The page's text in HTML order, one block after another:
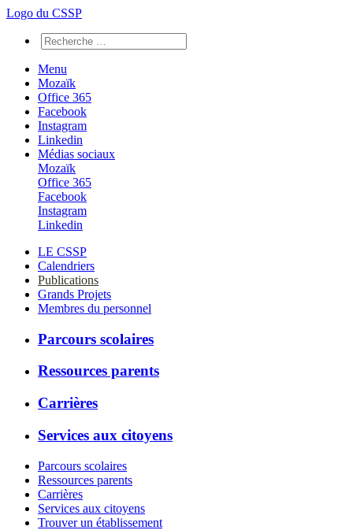
Logo du CSSP
Menu
Mozaïk
Office 365
Facebook
Instagram
Linkedin
Médias sociaux
Mozaïk
Office 365
Facebook
Instagram
Linkedin
LE CSSP
Calendriers
Publications
Grands Projets
Membres du personnel
Parcours scolaires
Ressources parents
Carrières
Services aux citoyens
Parcours scolaires
Ressources parents
Carrières
Services aux citoyens
Trouver un établissement